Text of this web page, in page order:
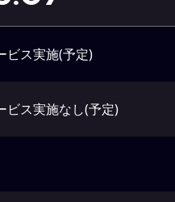
ビス実施(予定)
ビス実施なし(予定)